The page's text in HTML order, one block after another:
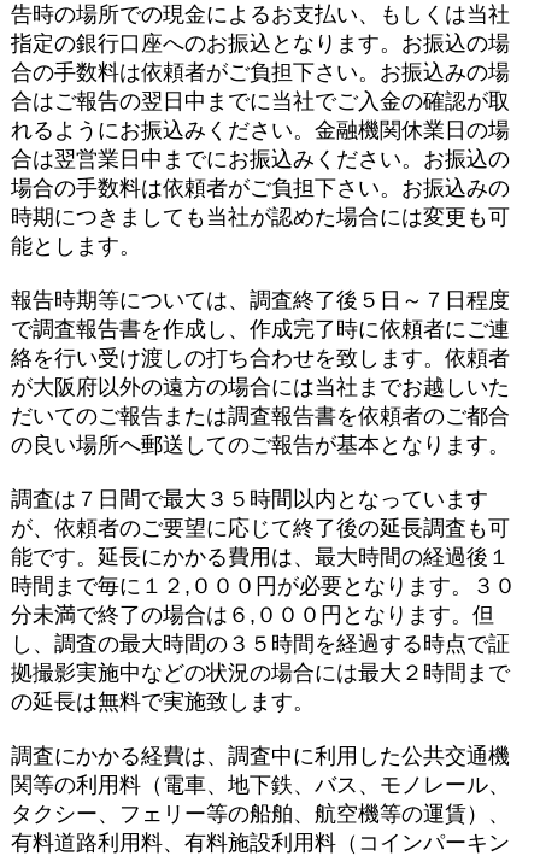
告時の場所での現金によるお支払い、もしくは当社
指定の銀行口座へのお振込となります。お振込の場
合の手数料は依頼者がご負担下さい。お振込みの場
合はご報告の翌日中までに当社でご入金の確認が取
れるようにお振込みください。金融機関休業日の場
合は翌営業日中までにお振込みください。お振込の
場合の手数料は依頼者がご負担下さい。お振込みの
時期につきましても当社が認めた場合には変更も可
能とします。
報告時期等については、調査終了後５日～７日程度
で調査報告書を作成し、作成完了時に依頼者にご連
絡を行い受け渡しの打ち合わせを致します。依頼者
が大阪府以外の遠方の場合には当社までお越しいた
だいてのご報告または調査報告書を依頼者のご都合
の良い場所へ郵送してのご報告が基本となります。
調査は７日間で最大３５時間以内となっています
が、依頼者のご要望に応じて終了後の延長調査も可
能です。延長にかかる費用は、最大時間の経過後１
時間まで毎に１２,０００円が必要となります。３０
分未満で終了の場合は６,０００円となります。但
し、調査の最大時間の３５時間を経過する時点で証
拠撮影実施中などの状況の場合には最大２時間まで
の延長は無料で実施致します。
調査にかかる経費は、調査中に利用した公共交通機
関等の利用料（電車、地下鉄、バス、モノレール、
タクシー、フェリー等の船舶、航空機等の運賃）、
有料道路利用料、有料施設利用料（コインパーキン